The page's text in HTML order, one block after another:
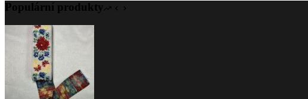
Populární produkty